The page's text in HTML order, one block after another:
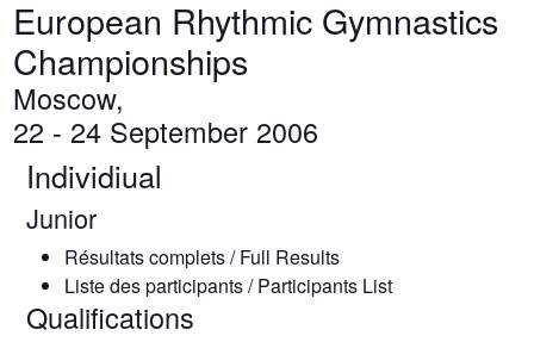
European Rhythmic Gymnastics
Championships
Moscow,
22 - 24 September 2006
Individiual
Junior
Résultats complets / Full Results
Liste des participants / Participants List
Qualifications